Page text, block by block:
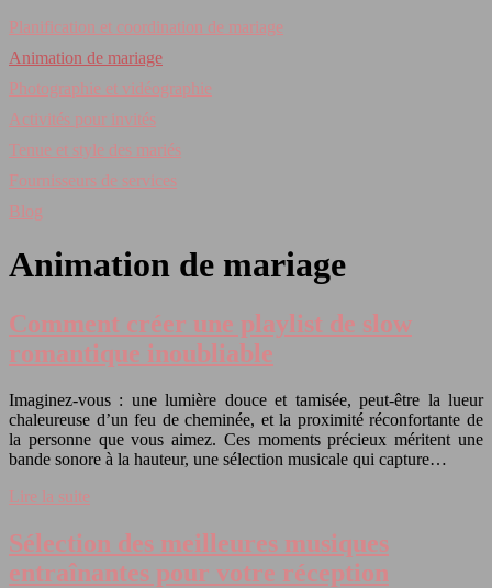
Planification et coordination de mariage
Animation de mariage
Photographie et vidéographie
Activités pour invités
Tenue et style des mariés
Fournisseurs de services
Blog
Animation de mariage
Comment créer une playlist de slow
romantique inoubliable
Imaginez-vous : une lumière douce et tamisée, peut-être la lueur
chaleureuse d’un feu de cheminée, et la proximité réconfortante de
la personne que vous aimez. Ces moments précieux méritent une
bande sonore à la hauteur, une sélection musicale qui capture…
Lire la suite
Sélection des meilleures musiques
entraînantes pour votre réception